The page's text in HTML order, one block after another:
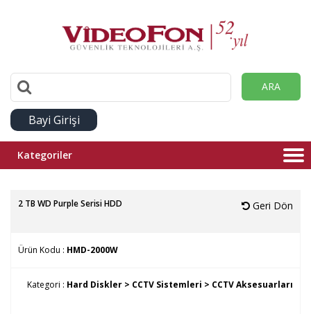
ARA
Bayi Girişi
Kategoriler
2 TB WD Purple Serisi HDD Geri Dön
Ürün Kodu : HMD-2000W
Kategori : Hard Diskler > CCTV Sistemleri > CCTV Aksesuarları